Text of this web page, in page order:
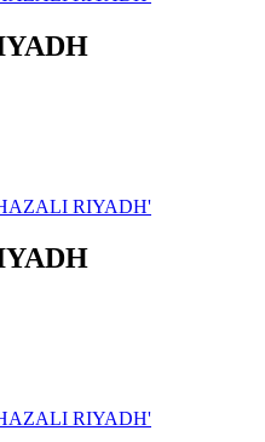
RIYADH'
RIYADH'